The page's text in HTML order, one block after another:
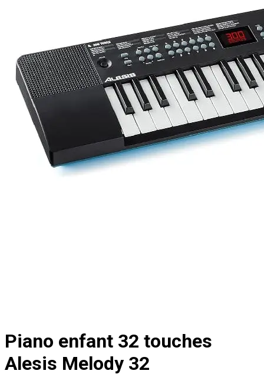
Piano enfant 32 touches
Alesis Melody 32